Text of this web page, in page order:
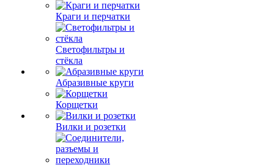
Краги и перчатки
Светофильтры и
стёкла
Абразивные круги
Корщетки
Вилки и розетки